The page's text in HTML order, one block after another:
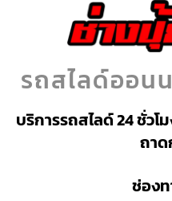
รถสไลด์ออน
บริการรถสไลด์ 24 ชั่วโ
ถา
ช่อง